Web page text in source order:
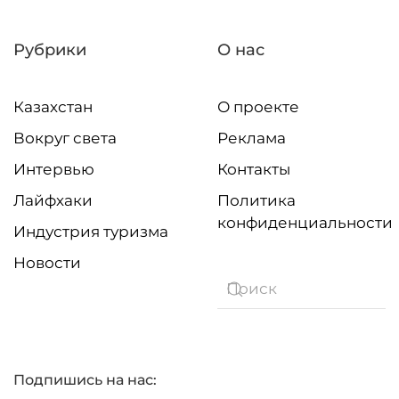
Рубрики
Казахстан
Вокруг света
Интервью
Лайфхаки
Индустрия туризма
Новости
О нас
О проекте
Реклама
Контакты
Политика
конфиденциальности
Подпишись на нас: